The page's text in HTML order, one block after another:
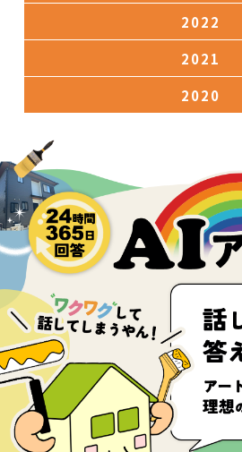
2022
2021
2020